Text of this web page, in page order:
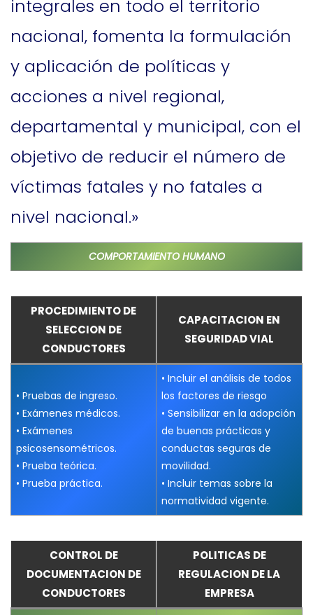
integrales en todo el territorio
nacional, fomenta la formulación
y aplicación de políticas y
acciones a nivel regional,
departamental y municipal, con el
objetivo de reducir el número de
víctimas fatales y no fatales a
nivel nacional.»
COMPORTAMIENTO HUMANO
PROCEDIMIENTO DE
SELECCION DE
CONDUCTORES
CAPACITACION EN
SEGURIDAD VIAL
• Pruebas de ingreso.
• Exámenes médicos.
• Exámenes
psicosensométricos.
• Prueba teórica.
• Prueba práctica.
• Incluir el análisis de todos
los factores de riesgo
• Sensibilizar en la adopción
de buenas prácticas y
conductas seguras de
movilidad.
• Incluir temas sobre la
normatividad vigente.
CONTROL DE
DOCUMENTACION DE
CONDUCTORES
POLITICAS DE
REGULACION DE LA
EMPRESA